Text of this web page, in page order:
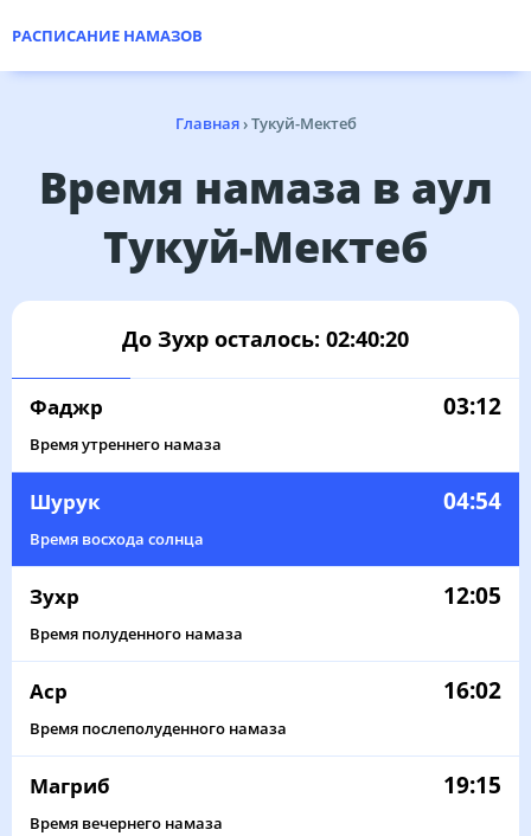
РАСПИСАНИЕ НАМАЗОВ
Главная›Тукуй-Мектеб
Время намаза в аул
Тукуй-Мектеб
До Зухр осталось: 02:40:19
Фаджр 03:12
Время утреннего намаза
Шурук 04:54
Время восхода солнца
Зухр 12:05
Время полуденного намаза
Аср 16:02
Время послеполуденного намаза
Магриб 19:15
Время вечернего намаза